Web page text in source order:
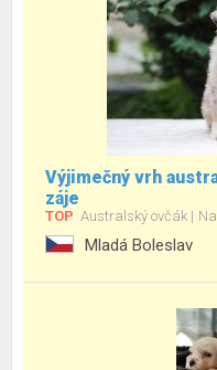
Výjimečný vrh
záje
TOP Australský ovčák
Mladá Boleslav